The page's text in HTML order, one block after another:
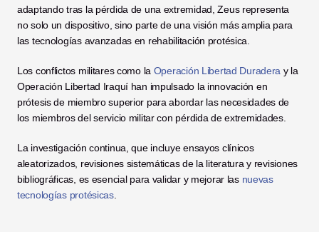
adaptando tras la pérdida de una extremidad, Zeus representa
no solo un dispositivo, sino parte de una visión más amplia para
las tecnologías avanzadas en rehabilitación protésica.
Los conflictos militares como la Operación Libertad Duradera y la
Operación Libertad Iraquí han impulsado la innovación en
prótesis de miembro superior para abordar las necesidades de
los miembros del servicio militar con pérdida de extremidades.
La investigación continua, que incluye ensayos clínicos
aleatorizados, revisiones sistemáticas de la literatura y revisiones
bibliográficas, es esencial para validar y mejorar las nuevas
tecnologías protésicas.